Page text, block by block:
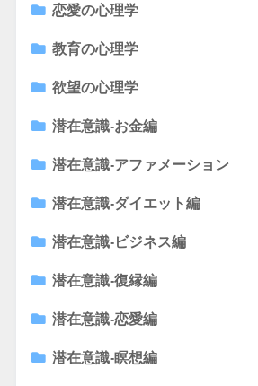
恋愛の心理学
教育の心理学
欲望の心理学
潜在意識-お金編
潜在意識-アファメーション
潜在意識-ダイエット編
潜在意識-ビジネス編
潜在意識-復縁編
潜在意識-恋愛編
潜在意識-瞑想編